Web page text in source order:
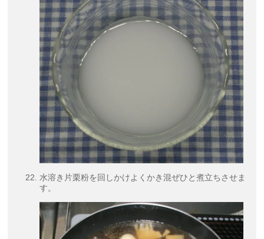
水溶き片栗粉を回しかけよくかき混ぜひと煮立ちさせま
す。